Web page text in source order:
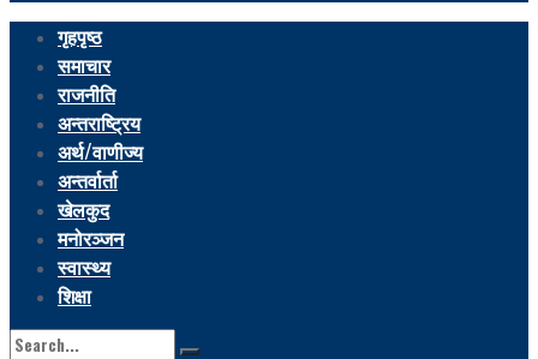
गृहपृष्ठ
समाचार
राजनीति
अन्तराष्ट्रिय
अर्थ/वाणीज्य
अन्तर्वार्ता
खेलकुद
मनोरञ्जन
स्वास्थ्य
शिक्षा